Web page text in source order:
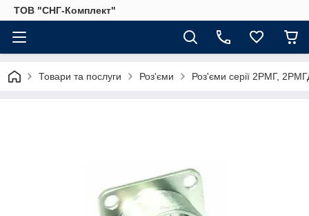
ТОВ "СНГ-Комплект"
Товари та послуги Роз'єми Роз'єми серії 2РМГ,